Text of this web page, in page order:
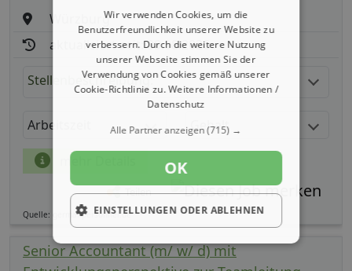
Würzburg
aktualisiert seit: 09.08.2026
Stellenbeschreibung:
Arbeitszeit Gehalt
mehr Details
Teilen
Quelle: germanpersonnel.de
Senior Accountant (m/ w/ d) mit
Wir verwenden Cookies, um die
Benutzerfreundlichkeit unserer Website zu
verbessern. Durch die weitere Nutzung
unserer Webseite stimmen Sie der
Verwendung von Cookies gemäß unserer
Cookie-Richtlinie zu.Weitere Informationen /
Datenschutz
Alle Partner anzeigen(715) →
OK
EINSTELLUNGEN ODER ABLEHNEN